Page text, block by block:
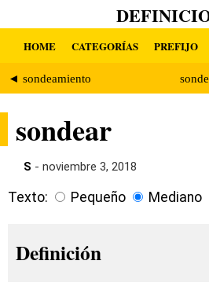
HOME CATEGORÍAS PREFIJO
◄ sondeamiento
sondear
S - noviembre 3, 2018
Texto: Pequeño Mediano
Definición